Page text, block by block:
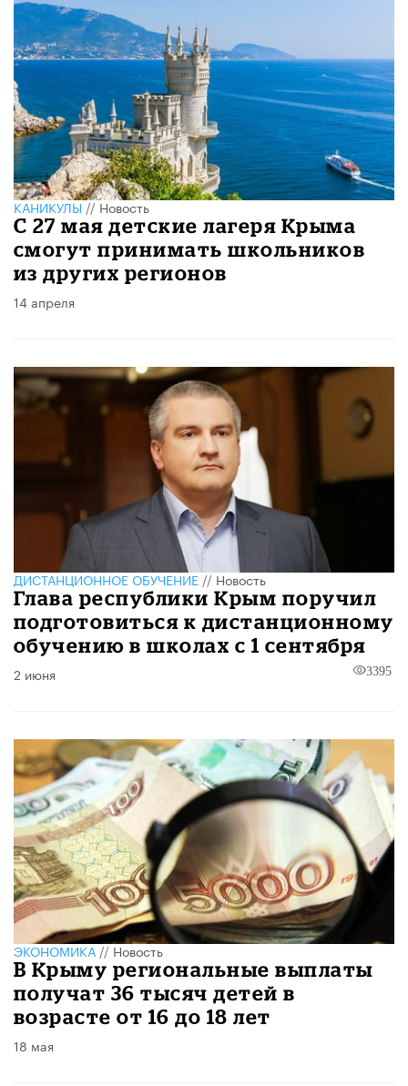
КАНИКУЛЫ//Новость
С 27 мая детские лагеря Крыма
смогут принимать школьников
из других регионов
14 апреля
ДИСТАНЦИОННОЕ ОБУЧЕНИЕ//Новость
Глава республики Крым поручил
подготовиться к дистанционному
обучению в школах с 1 сентября
2 июня 3395
ЭКОНОМИКА//Новость
В Крыму региональные выплаты
получат 36 тысяч детей в
возрасте от 16 до 18 лет
18 мая